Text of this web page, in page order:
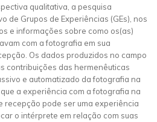
qualitativa, a pesquisa
de Grupos de Experiências (GEs), nos
e informações sobre como os(as)
com a fotografia em sua
Os dados produzidos no campo
contribuições das hermenêuticas
e automatizado da fotografia na
a experiência com a fotografia na
recepção pode ser uma experiência
o intérprete em relação com suas